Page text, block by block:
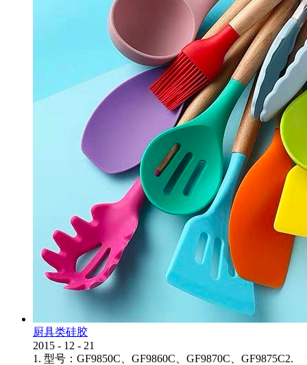
厨具类硅胶
2015 - 12 - 21
1. 型号：GF9850C、GF9860C、GF9870C、GF9875C2.